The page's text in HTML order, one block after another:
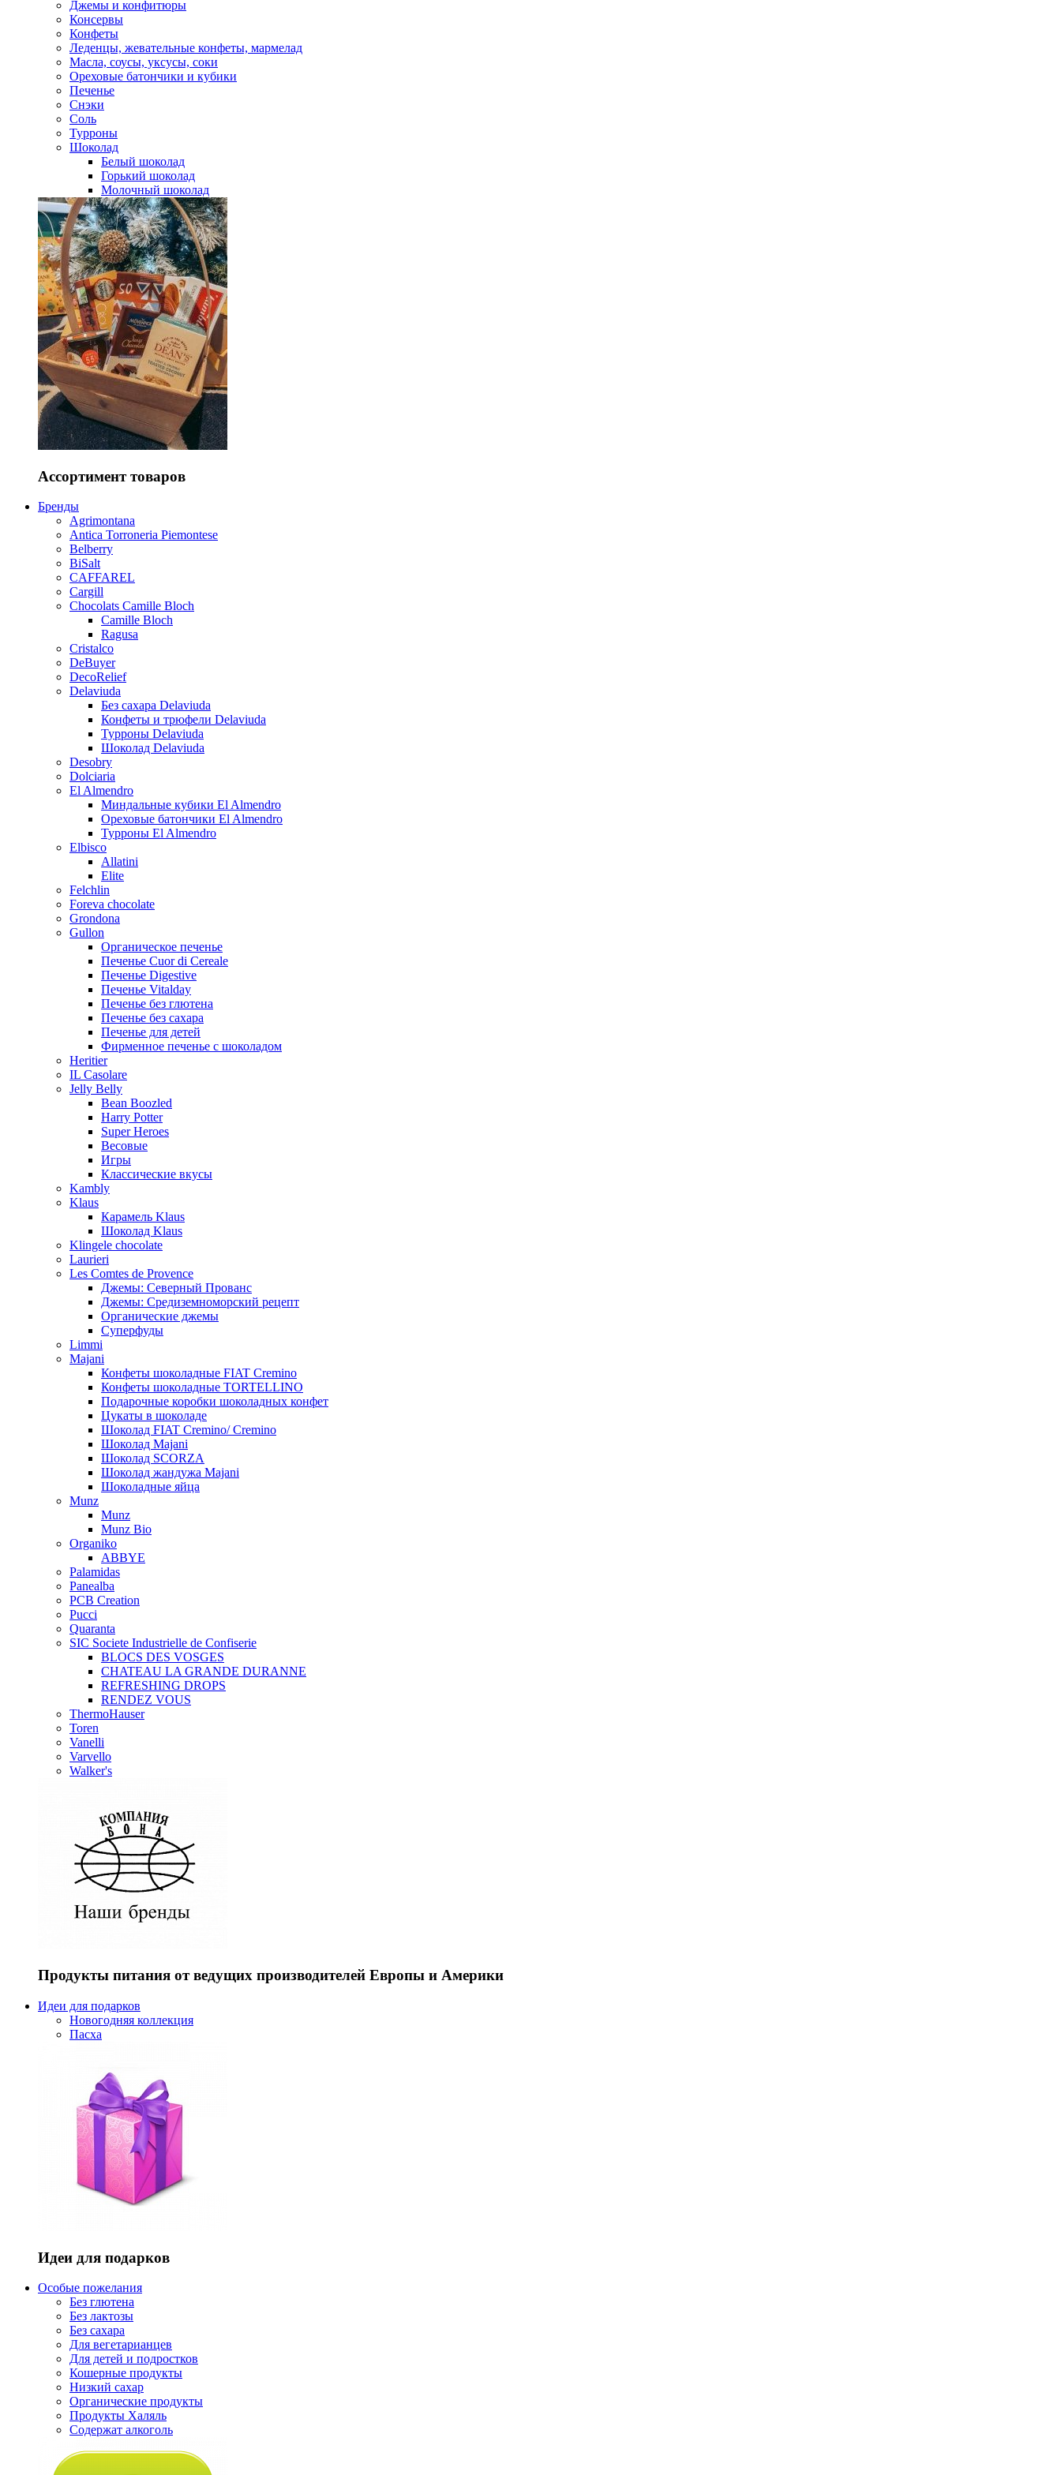
Джемы и конфитюры
Консервы
Конфеты
Леденцы, жевательные конфеты, мармелад
Масла, соусы, уксусы, соки
Ореховые батончики и кубики
Печенье
Снэки
Соль
Турроны
Шоколад
Белый шоколад
Горький шоколад
Молочный шоколад
Ассортимент товаров
Бренды
Agrimontana
Antica Torroneria Piemontese
Belberry
BiSalt
CAFFAREL
Cargill
Chocolats Camille Bloch
Camille Bloch
Ragusa
Cristalco
DeBuyer
DecoRelief
Delaviuda
Без сахара Delaviuda
Конфеты и трюфели Delaviuda
Турроны Delaviuda
Шоколад Delaviuda
Desobry
Dolciaria
El Almendro
Миндальные кубики El Almendro
Ореховые батончики El Almendro
Турроны El Almendro
Elbisco
Allatini
Elite
Felchlin
Foreva chocolate
Grondona
Gullon
Органическое печенье
Печенье Cuor di Cereale
Печенье Digestive
Печенье Vitalday
Печенье без глютена
Печенье без сахара
Печенье для детей
Фирменное печенье с шоколадом
Heritier
IL Casolare
Jelly Belly
Bean Boozled
Harry Potter
Super Heroes
Весовые
Игры
Классические вкусы
Kambly
Klaus
Карамель Klaus
Шоколад Klaus
Klingele chocolate
Laurieri
Les Comtes de Provence
Джемы: Северный Прованс
Джемы: Средиземноморский рецепт
Органические джемы
Суперфуды
Limmi
Majani
Конфеты шоколадные FIAT Cremino
Конфеты шоколадные TORTELLINO
Подарочные коробки шоколадных конфет
Цукаты в шоколаде
Шоколад FIAT Cremino/ Cremino
Шоколад Majani
Шоколад SCORZA
Шоколад жандужа Majani
Шоколадные яйца
Munz
Munz
Munz Bio
Organiko
ABBYE
Palamidas
Panealba
PCB Creation
Pucci
Quaranta
SIC Societe Industrielle de Confiserie
BLOCS DES VOSGES
CHATEAU LA GRANDE DURANNE
REFRESHING DROPS
RENDEZ VOUS
ThermoHauser
Toren
Vanelli
Varvello
Walker's
Продукты питания от ведущих производителей Европы и Америки
Идеи для подарков
Новогодняя коллекция
Пасха
Идеи для подарков
Особые пожелания
Без глютена
Без лактозы
Без сахара
Для вегетарианцев
Для детей и подростков
Кошерные продукты
Низкий сахар
Органические продукты
Продукты Халяль
Содержат алкоголь